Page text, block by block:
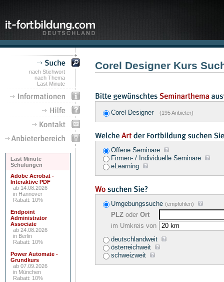
nach Stichwort
nach Thema
Last Minute
Last Minute
Schulungen
Adobe Acrobat -
Interaktive PDF
ab 14.08.2026
in Hannover
Rabatt: 10%
Endpoint
Administrator
Associate
ab 24.08.2026
in Berlin
Rabatt: 10%
Power Automate -
Grundkurs
ab 07.09.2026
in München
Rabatt: 10%
Corel Designer Kurs
Corel Designer (195 Anbieter)
Offene Seminare
Firmen- / Individuelle Seminare
eLearning
Umgebungssuche (empfohlen)
PLZ oder Ort
im Umkreis von
deutschlandweit
österreichweit
schweizweit